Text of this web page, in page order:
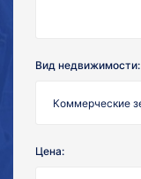
Вид недвижимости:
Цена: